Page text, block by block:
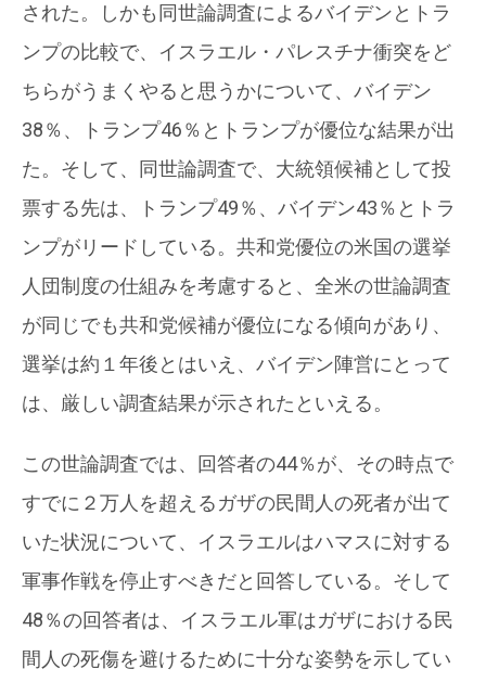
された。しかも同世論調査によるバイデンとトラ
ンプの比較で、イスラエル・パレスチナ衝突をど
ちらがうまくやると思うかについて、バイデン
38％、トランプ46％とトランプが優位な結果が出
た。そして、同世論調査で、大統領候補として投
票する先は、トランプ49％、バイデン43％とトラ
ンプがリードしている。共和党優位の米国の選挙
人団制度の仕組みを考慮すると、全米の世論調査
が同じでも共和党候補が優位になる傾向があり、
選挙は約１年後とはいえ、バイデン陣営にとって
は、厳しい調査結果が示されたといえる。
この世論調査では、回答者の44％が、その時点で
すでに２万人を超えるガザの民間人の死者が出て
いた状況について、イスラエルはハマスに対する
軍事作戦を停止すべきだと回答している。そして
48％の回答者は、イスラエル軍はガザにおける民
間人の死傷を避けるために十分な姿勢を示してい